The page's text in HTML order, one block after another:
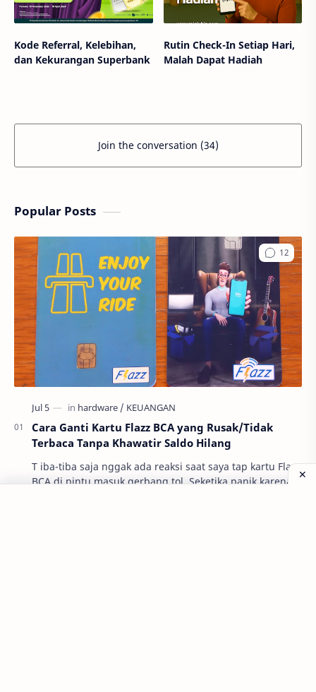
Kode Referral, Kelebihan,
dan Kekurangan Superbank
Rutin Check-In Setiap Hari,
Malah Dapat Hadiah
Join the conversation (34)
Popular Posts
Cara Ganti Kartu Flazz BCA yang Rusak/Tidak
Terbaca Tanpa Khawatir Saldo Hilang
T iba-tiba saja nggak ada reaksi saat saya tap kartu Flazz
BCA di pintu masuk gerbang tol. Seketika panik karena